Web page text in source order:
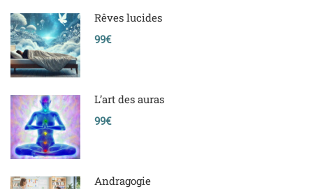
Rêves lucides
99€
L’art des auras
99€
Andragogie